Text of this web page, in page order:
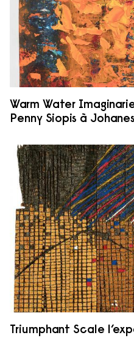
Warm Water
Penny Siopis à
Triumphant Scale